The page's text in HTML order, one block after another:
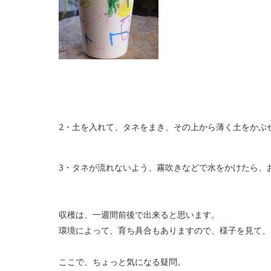
2・土を入れて、タネをまき、その上から薄く土をかぶ
3・タネが流れないよう、霧吹きなどで水をかけたら、
収穫は、一週間前後で出来ると思います。
環境によって、育ち具合もありますので、様子を見て
ここで、ちょっと気になる疑問。